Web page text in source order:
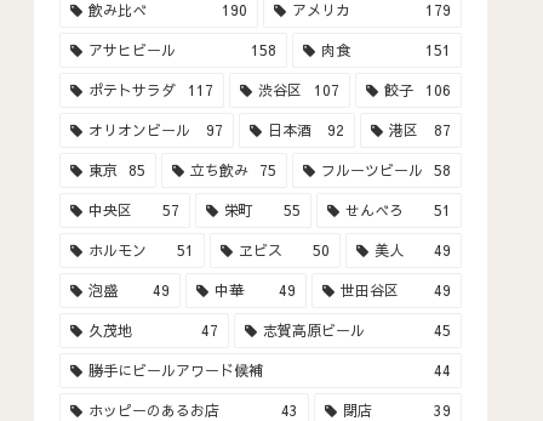
飲み比べ 190 アメリカ 179
アサヒビール 158 肉食 151
ポテトサラダ 117 渋谷区 107 餃子 106
オリオンビール 97 日本酒 92 港区 87
東京 85 立ち飲み 75 フルーツビール 58
中央区 57 栄町 55 せんべろ 51
ホルモン 51 ヱビス 50 美人 49
泡盛 49 中華 49 世田谷区 49
久茂地 47 志賀高原ビール 45
勝手にビールアワード候補 44
ホッピーのあるお店 43 閉店 39